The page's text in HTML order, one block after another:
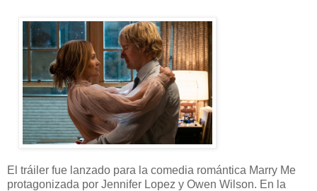
El tráiler fue lanzado para la comedia romántica Marry Me
protagonizada por Jennifer Lopez y Owen Wilson. En la